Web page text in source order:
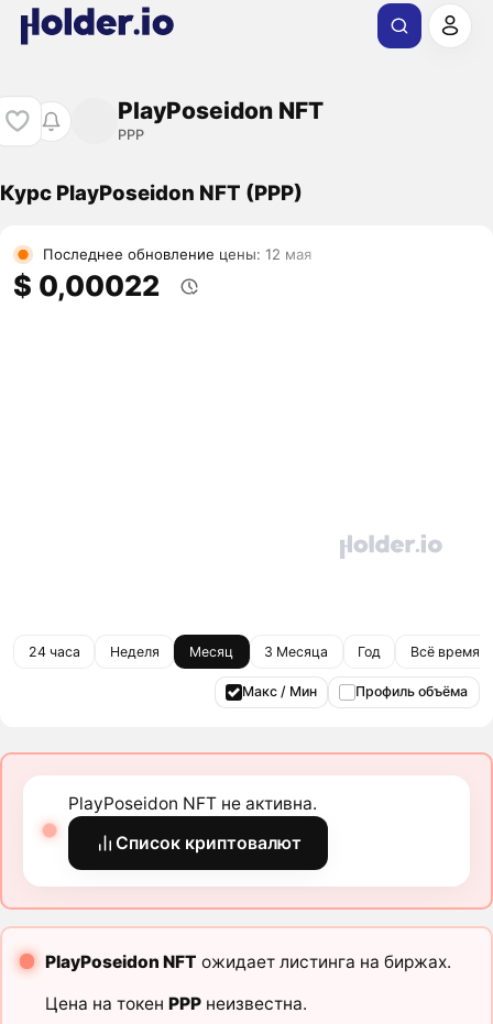
PlayPoseidon NFT
PPP
Курс PlayPoseidon NFT (PPP)
Последнее обновление цены: 12 мая
$ 0,00022
24 часа Неделя Месяц 3 Месяца Год Всё время
Макс / Мин Профиль объёма
PlayPoseidon NFT не активна.
Список криптовалют
PlayPoseidon NFT ожидает листинга на биржах.
Цена на токен PPPнеизвестна.